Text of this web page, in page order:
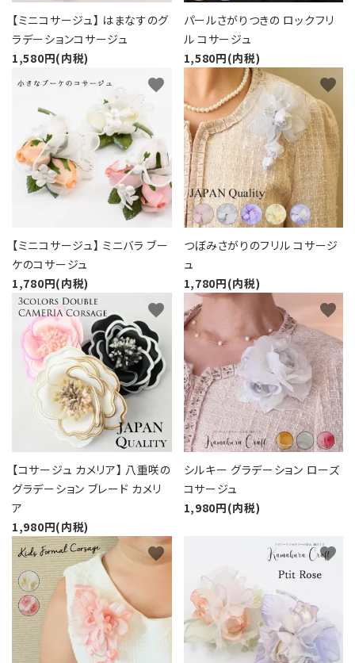
【ミニコサージュ】 はまなすのグ
ラデーションコサージュ
1,580円(内税)
パールさがりつきの ロックフリ
ル コサージュ
1,580円(内税)
【ミニコサージュ】 ミニバラ ブー
ケのコサージュ
1,780円(内税)
favorite
つぼみさがりのフリル コサージ
ュ
1,780円(内税)
favorite
【コサージュ カメリア】 八重咲の
グラデーション ブレード カメリ
ア
1,980円(内税)
favorite
シルキー グラデーション ローズ
コサージュ
1,980円(内税)
favorite
favorite favorite